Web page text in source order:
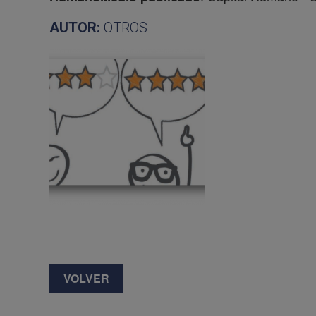
AUTOR: OTROS
VOLVER